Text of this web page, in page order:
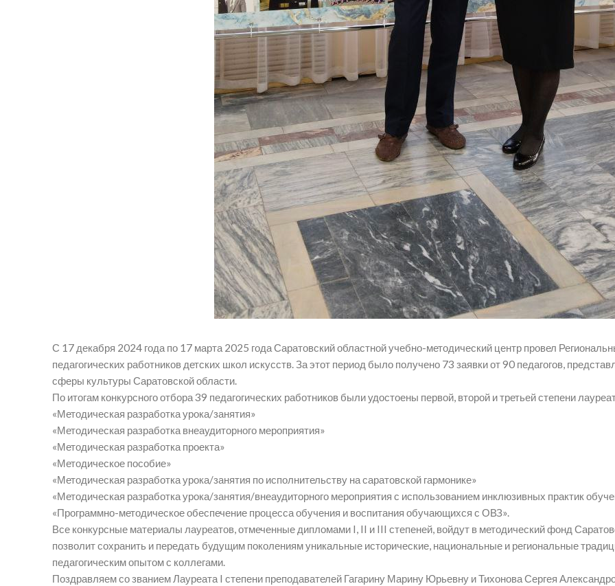
С 17 декабря 2024 года по 17 марта 2025 года Саратовский областной учебно-методический центр провел
педагогических работников детских школ искусств. За этот период было получено 73 заявки от 90 педагогов,
сферы культуры Саратовской области.​
По итогам конкурсного отбора 39 педагогических работников были удостоены первой, второй и третьей степени
«Методическая разработка урока/занятия»
«Методическая разработка внеаудиторного мероприятия»
«Методическая разработка проекта»
«Методическое пособие»
«Методическая разработка урока/занятия по исполнительству на саратовской гармонике»
«Методическая разработка урока/занятия/внеаудиторного мероприятия с использованием инклюзивных практик
«Программно-методическое обеспечение процесса обучения и воспитания обучающихся с ОВЗ».
Все конкурсные материалы лауреатов, отмеченные дипломами I, II и III степеней, войдут в методический фонд
позволит сохранить и передать будущим поколениям уникальные исторические, национальные и региональные
педагогическим опытом с коллегами.
Поздравляем со званием Лауреата I степени преподавателей Гагарину Марину Юрьевну и Тихонова Сергея